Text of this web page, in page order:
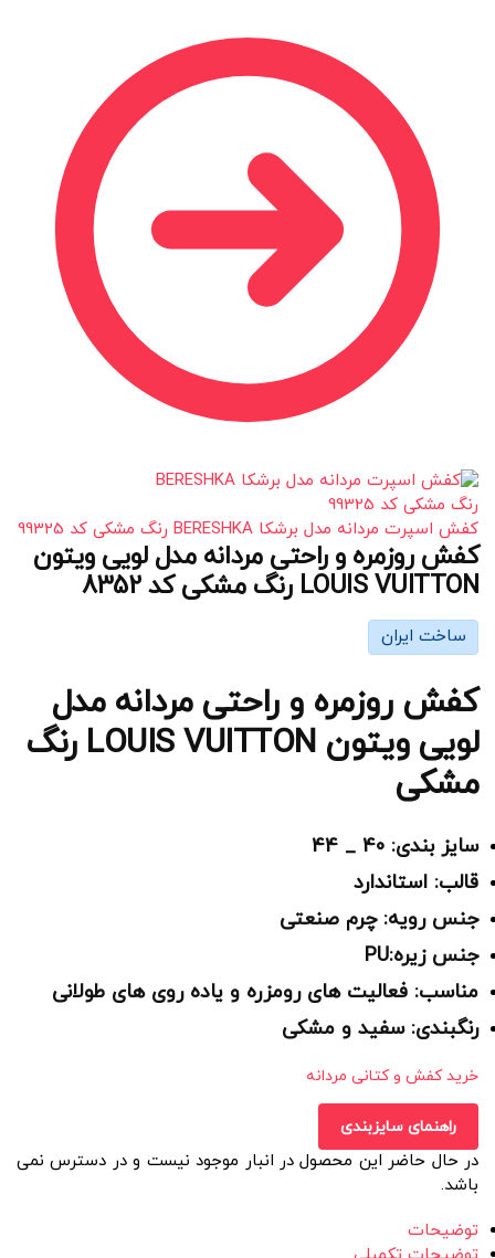
کفش اسپرت مردانه مدل برشکا BERESHKA رنگ مشکی کد 99325
کفش روزمره و راحتی مردانه مدل لویی ویتون
LOUIS VUITTON رنگ مشکی کد 8352
ساخت ایران
کفش روزمره و راحتی مردانه مدل
لویی ویتون LOUIS VUITTON رنگ
مشکی
سایز بندی: 40 _ 44
قالب: استاندارد
جنس رویه: چرم صنعتی
جنس زیره:PU
مناسب: فعالیت های رومزره و یاده روی های طولانی
رنگبندی: سفید و مشکی
خرید کفش و کتانی مردانه
راهنمای سایزبندی
در حال حاضر این محصول در انبار موجود نیست و در دسترس نمی
باشد.
توضیحات